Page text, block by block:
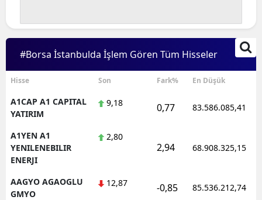
#Borsa İstanbulda İşlem Gören Tüm Hisseler
Hisse Son Fark% En Düşük
A1CAP A1 CAPITAL
YATIRIM
9,18 0,77 83.586.085,41
A1YEN A1
YENILENEBILIR
ENERJI
2,80
2,94 68.908.325,15
AAGYO AGAOGLU
GMYO
12,87 -0,85 85.536.212,74